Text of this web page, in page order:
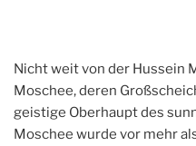
Nicht weit von der Hussein
Moschee, deren
geistige Oberhaupt des
Moschee wurde vor mehr